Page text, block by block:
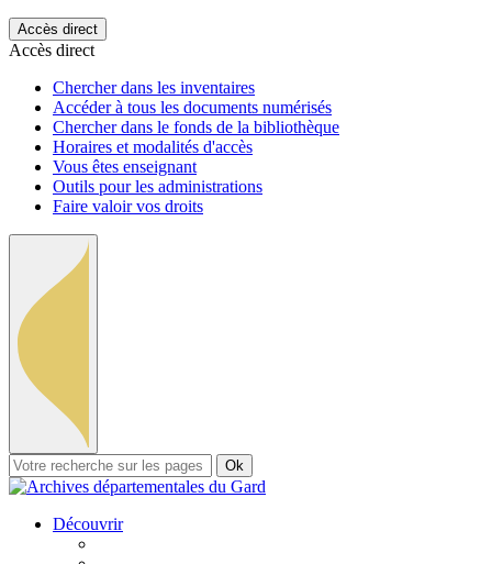
Accès direct
Accès direct
Chercher dans les inventaires
Accéder à tous les documents numérisés
Chercher dans le fonds de la bibliothèque
Horaires et modalités d'accès
Vous êtes enseignant
Outils pour les administrations
Faire valoir vos droits
Ok
Découvrir